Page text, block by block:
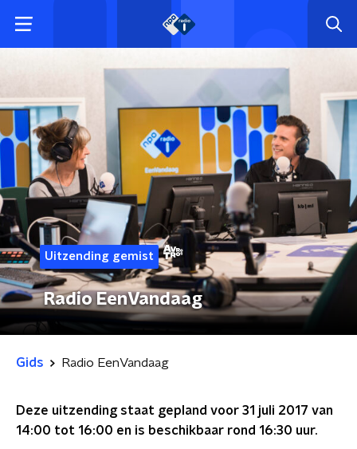
Uitzending gemist
Radio EenVandaag
Gids Radio EenVandaag
Deze uitzending staat gepland voor 31 juli 2017 van
14:00 tot 16:00 en is beschikbaar rond 16:30 uur.